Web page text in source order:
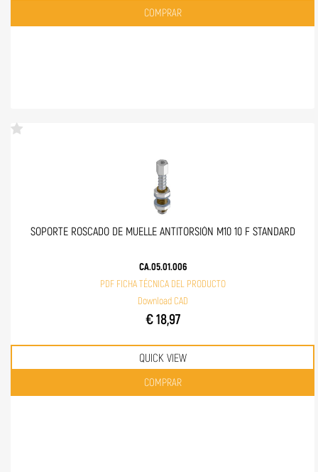
Quantità
COMPRAR
SOPORTE ROSCADO DE MUELLE ANTITORSIÓN M10 10 F STANDARD
CA.05.01.006
PDF FICHA TÉCNICA DEL PRODUCTO
Download CAD
€ 18,97
QUICK VIEW
Quantità
COMPRAR